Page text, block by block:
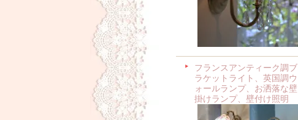
フランスアンティーク調ブ
ラケットライト、英国調ウ
ォールランプ、お洒落な壁
掛けランプ、壁付け照明